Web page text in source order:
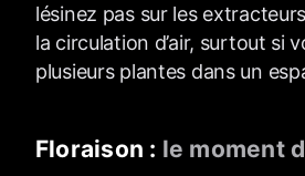
lésinez pas sur les
la circulation d’air, surtout si
plusieurs plantes dans un
Floraison : le moment